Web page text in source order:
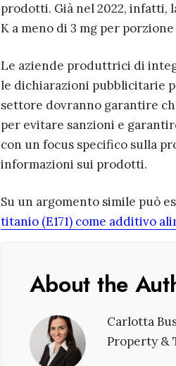
prodotti. Già nel 2022, infatti,
K a meno di 3 mg per
Le aziende produttrici di
le dichiarazioni pubblicitarie
settore dovranno garantire
per evitare sanzioni e
con un focus specifico sulla
informazioni sui prodotti.
Su un argomento simile può
titanio (E171) come additivo
About the
Carlotta
Property &